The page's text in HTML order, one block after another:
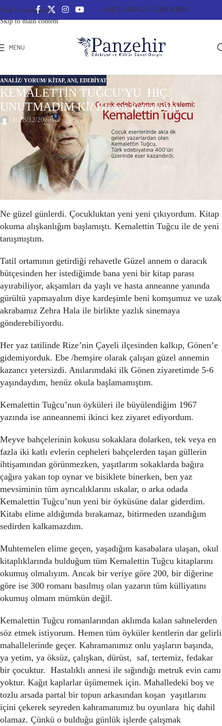
Skip to navigation
Skip to main content
YAZILARINIZI GÖNDERİN!
MENU
ANALIZ/ YORUM/ KITAP, ANI, EDEBİYAT
KEMALETTİN TUĞCU’YU HİÇ
UNUTMADIM Kİ/ Birsen Karaloğlu
On 28/12/2020 6
KEMALETTİN TUĞCU’YU HİÇ UNUTMADIM Kİ
Kemalettin Tuğcu adı aklıma düşende onuncu yaşımı
tamamladığım 1967 yazına, anneannemin Balıkesir’in Gönen
ilçesindeki minik evinin bol güneşli ve çiçeğe doymuş iç
bahçesine açılan arka odasına ışınlanıyorum.
Ne güzel günlerdi. Çocukluktan yeni yeni çıkıyordum. Kitap
okuma alışkanlığım başlamıştı. Kemalettin Tuğcu ile de yeni
tanışmıştım.
Tatil ortamının getirdiği rehavetle Güzel annem o daracık
bütçesinden her istediğimde bana yeni bir kitap parası
ayırabiliyor, akşamları da yaşlı ve hasta anneanne yanında
gürültü yapmayalım diye kardeşimle beni komşumuz ve uzak
akrabamız Zehra Hala ile birlikte yazlık sinemaya
gönderebiliyordu.
Her yaz tatilinde Rize’nin Çayeli ilçesinden kalkıp, Gönen’e
gidemiyorduk. Ebe /hemşire olarak çalışan güzel annemin
kazancı yetersizdi. Anılarımdaki ilk Gönen ziyaretimde 5-6
yaşındaydım, henüz okula başlamamıştım.
Kemalettin Tuğcu’nun öyküleri ile büyülendiğim 1967
yazında ise anneannemi ikinci kez ziyaret ediyordum.
Meyve bahçelerinin kokusu sokaklara dolarken, tek veya en
fazla iki katlı evlerin cepheleri bahçelerden taşan güllerin
ihtişamından görünmezken, yaşıtlarım sokaklarda bağıra
çağıra yakan top oynar ve bisiklete binerken, ben yaz
mevsiminin tüm ayrıcalıklarını ıskalar, o arka odada
Kemalettin Tuğcu’nun yeni bir öyküsüne dalar giderdim.
Kitabı elime aldığımda bırakamaz, bitirmeden uzandığım
sedirden kalkamazdım.
Muhtemelen elime geçen, yaşadığım kasabalara ulaşan, okul
kitaplıklarında bulduğum tüm Kemalettin Tuğcu kitaplarını
okumuş olmalıyım. Ancak bir veriye göre 200, bir diğerine
göre ise 300 romanı basılmış olan yazarın tüm külliyatını
okumuş olmam mümkün değil.
Kemalettin Tuğcu romanlarından aklımda kalan sahnelerden
söz etmek istiyorum. Hemen tüm öyküler kentlerin dar gelirli
mahallelerinde geçer. Kahramanımız onlu yaşların başında,
ya yetim, ya öksüz, çalışkan, dürüst, saf, tertemiz, fedakar
bir çocuktur. Hastalıklı annesi ile sığındığı metruk evin camı
yoktur. Kağıt kaplarlar üşümemek için. Mahalledeki boş ve
tozlu arsada partal bir topun arkasından koşan yaşıtlarını
içini çekerek seyreden kahramanımız bu oyunlara hiç dahil
olamaz. Çünkü o bulduğu günlük işlerde çalışmak